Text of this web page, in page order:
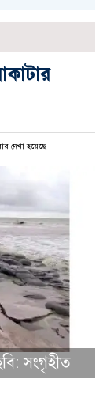
দেখা হয়েছে
সংগৃহীত